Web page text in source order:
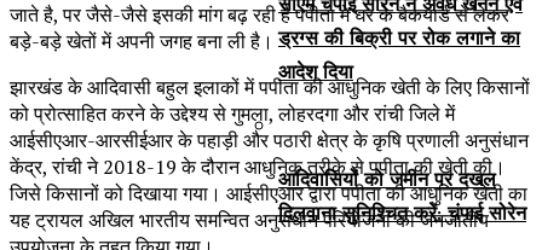
ड्रग्स की बिक्री पर रोक लगाने का
आदेश दिया
आदिवासियों को जमीन पर दखल
दिलवाना सुनिश्चित करें: चंपाई सोरेन
जाते है, पर जैसे-जैसे इसकी मांग बढ़ रही है पपीता मे घर के बैकयार्ड से लेकर
बड़े-बड़े खेतों में अपनी जगह बना ली है।
झारखंड के आदिवासी बहुल इलाकों में पपीता की आधुनिक खेती के लिए किसानों
को प्रोत्साहित करने के उद्देश्य से गुमला, लोहरदगा और रांची जिले में
आईसीएआर-आरसीईआर के पहाड़ी और पठारी क्षेत्र के कृषि प्रणाली अनुसंधान
केंद्र, रांची ने 2018-19 के दौरान आधुनिक तरीके से पपीता की खेती की।
जिसे किसानों को दिखाया गया। आईसीएआर द्वारा पपीता की आधुनिक खेती का
यह ट्रायल अखिल भारतीय समन्वित अनुसंधान परियोजना की जनजातीय